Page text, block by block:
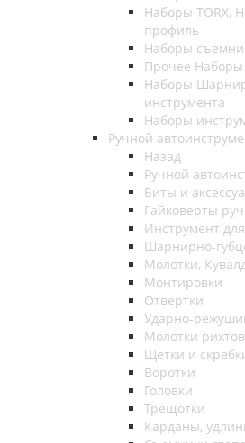
Наборы TORX,
профиль
Наборы
Прочее Наборы
Наборы
инструмента
Наборы
Ручной
Назад
Ручной
Биты и
Гайковерты
Инструмент
Шарнирно-
Молотки,
Монтировки
Отвертки
Ударно-
Молотки
Щетки и
Воротки
Головки
Трещотки
Карданы,